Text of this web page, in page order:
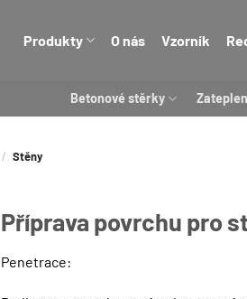
Produkty O nás Vzorník
Betonové stěrky
/ Stěny
Příprava povrchu pro
Penetrace: